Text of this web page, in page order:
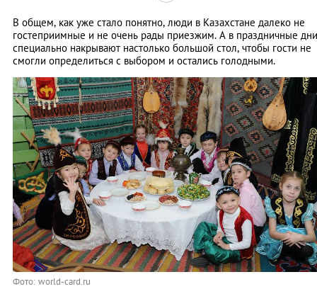
В общем, как уже стало понятно, люди в Казахстане далеко не
гостеприимные и не очень рады приезжим. А в праздничные дни
специально накрывают настолько большой стол, чтобы гости не
смогли определиться с выбором и остались голодными.
Фото: world-card.ru